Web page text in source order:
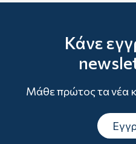
Κάνε
Μάθε πρώτος τα νέα